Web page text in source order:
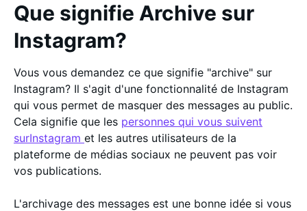
Que signifie Archive sur
Instagram?
Vous vous demandez ce que signifie "archive" sur
Instagram? Il s'agit d'une fonctionnalité de Instagram
qui vous permet de masquer des messages au public.
Cela signifie que les personnes qui vous suivent
surInstagram et les autres utilisateurs de la
plateforme de médias sociaux ne peuvent pas voir
vos publications.
L'archivage des messages est une bonne idée si vous